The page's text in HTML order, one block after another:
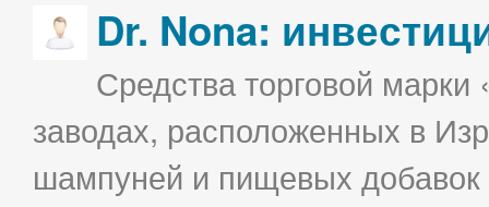
Dr. Nona:
Средства торговой
заводах, расположенных в
шампуней и пищевых